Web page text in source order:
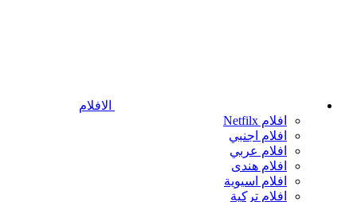
الافلام
افلام Netfilx
افلام اجنبي
افلام عربي
افلام هندى
افلام اسيوية
افلام تركية